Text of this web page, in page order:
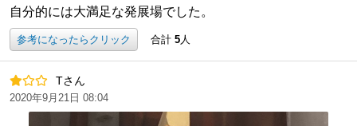
自分的には大満足な発展場でした。
参考になったらクリック 合計 5人
Tさん
2020年9月21日 08:04